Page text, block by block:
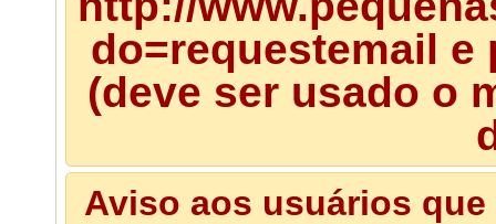
do=requestemail
(deve ser usado o
Aviso aos usuários